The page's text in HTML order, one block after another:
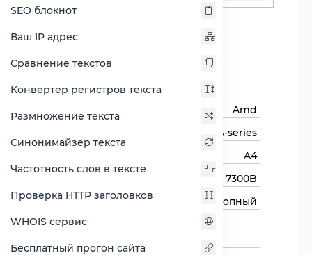
SEO блокнот
Ваш IP адрес
Сравнение текстов
Конвертер регистров текста
Размножение текста
Синонимайзер текста
Частотность слов в тексте
Проверка HTTP заголовков
WHOIS сервис
Бесплатный прогон сайта
A4 PRO-7300B
Основная информация
Amd
A-series
A4
7300B
Тип процессора
Десктопный
Назначение